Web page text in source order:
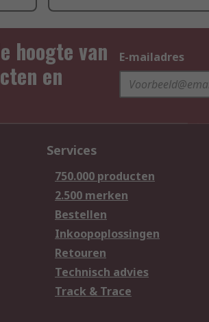
hoogte van
en
E-mailadres
Services
750.000 producten
2.500 merken
Bestellen
Inkoopoplossingen
Retouren
Technisch advies
Track & Trace